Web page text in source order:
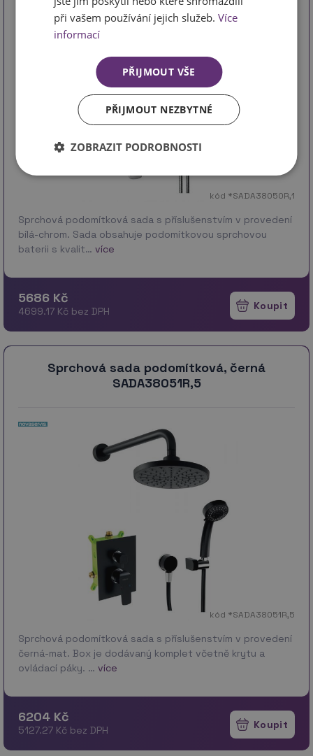
kód *SADA38050R,1
Sprchová podomítková sada s příslušenstvím v provedení
bílá-chrom. Sada obsahuje podomítkovou sprchovou
baterii s kvalit… více
5686 Kč
4699.17 Kč bez DPH
Sprchová sada podomítková, černá
SADA38051R,5
kód *SADA38051R,5
Sprchová podomítková sada s příslušenstvím v provedení
černá-mat. Box je dodávaný komplet včetně krytu a
ovládací páky. … více
6204 Kč
5127.27 Kč bez DPH
při vašem používání jejich služeb.Více
informací
PŘIJMOUT VŠE
PŘIJMOUT NEZBYTNÉ
ZOBRAZIT PODROBNOSTI